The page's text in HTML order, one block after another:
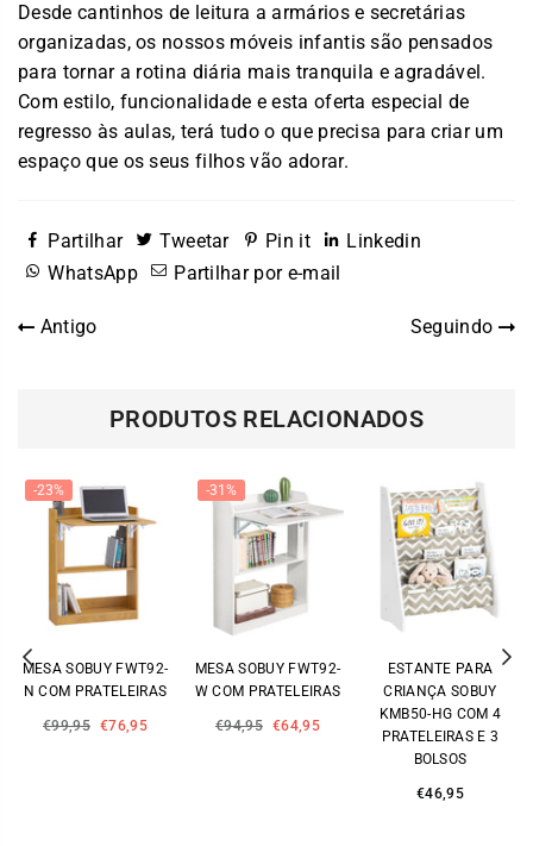
Desde cantinhos de leitura a armários e secretárias
organizadas, os nossos móveis infantis são pensados ​​
para tornar a rotina diária mais tranquila e agradável.
Com estilo, funcionalidade e esta oferta especial de
regresso às aulas, terá tudo o que precisa para criar um
espaço que os seus filhos vão adorar.
Partilhar Tweetar Pin it
Linkedin
WhatsApp
Partilhar por e-mail
Antigo Seguindo
PRODUTOS RELACIONADOS
Previous
-31%
MESA SOBUY FWT92-
W COM PRATELEIRAS
Preço
€94,95 €64,95
ESTANTE PARA
CRIANÇA SOBUY
PRATELEIRAS E 3
CONJUNTO DE MESA
E CADEIRA INFANTIL
SOBUY KMB60-W,
SECRETÁRIA
INFANTIL COM 3